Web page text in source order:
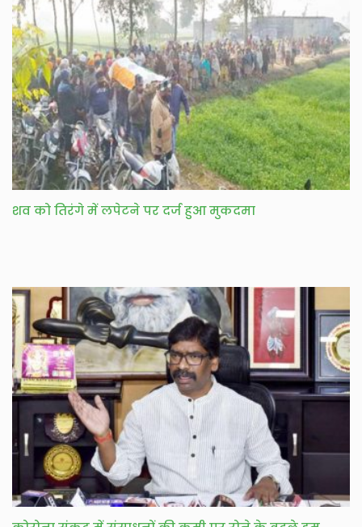
शव को तिरंगे में लपेटने पर दर्ज हुआ मुकदमा